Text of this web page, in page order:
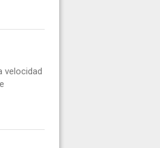
velocidad